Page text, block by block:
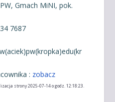
Gmach MiNI, pok.
7687
: zobacz
strony 2025-07-14 o godz. 12:18:23.